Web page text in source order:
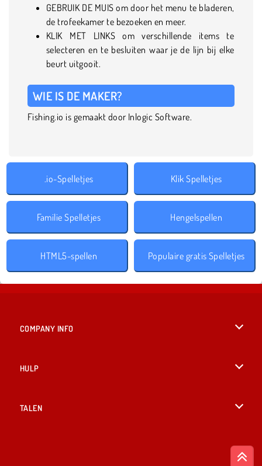
GEBRUIK DE MUIS om door het menu te bladeren,
de trofeekamer te bezoeken en meer.
KLIK MET LINKS om verschillende items te
selecteren en te besluiten waar je de lijn bij elke
beurt uitgooit.
WIE IS DE MAKER?
Fishing.io is gemaakt door Inlogic Software.
.io-Spelletjes Klik Spelletjes
Familie Spelletjes Hengelspellen
HTML5-spellen Populaire gratis Spelletjes
COMPANY INFO
HULP
TALEN